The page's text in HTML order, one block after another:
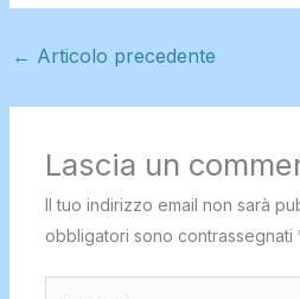
← Articolo precedente
Lascia un
Il tuo indirizzo email non sarà
obbligatori sono contrassegnati